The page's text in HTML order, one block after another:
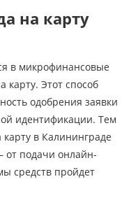
на карту
в микрофинансовые
Этот способ
одобрения заявки
идентификации. Тем
в Калининграде
от подачи онлайн-
средств пройдет